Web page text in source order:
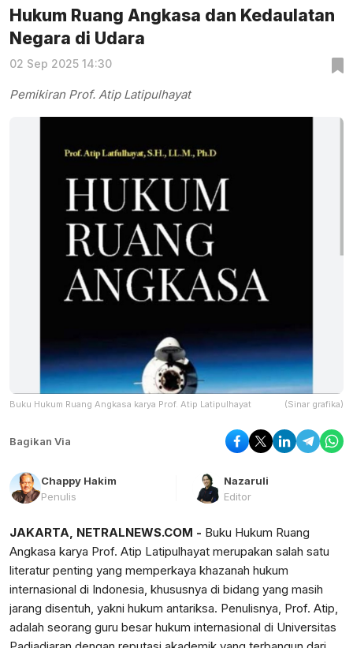
Hukum Ruang Angkasa dan Kedaulatan
Negara di Udara
02 Sep 2025 14:30
Pemikiran Prof. Atip Latipulhayat
Buku Hukum Ruang Angkasa karya Prof. Atip Latipulhayat (Sinar grafika)
Bagikan Via
Chappy Hakim
Penulis
Nazaruli
Editor
JAKARTA, NETRALNEWS.COM - Buku Hukum Ruang
Angkasa karya Prof. Atip Latipulhayat merupakan salah satu
literatur penting yang memperkaya khazanah hukum
internasional di Indonesia, khususnya di bidang yang masih
jarang disentuh, yakni hukum antariksa. Penulisnya, Prof. Atip,
adalah seorang guru besar hukum internasional di Universitas